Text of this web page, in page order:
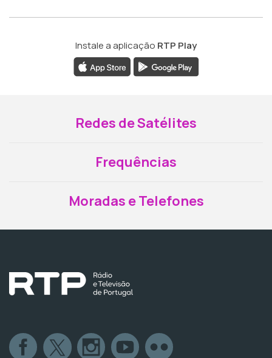
Instale a aplicação RTP Play
Redes de Satélites
Frequências
Moradas e Telefones